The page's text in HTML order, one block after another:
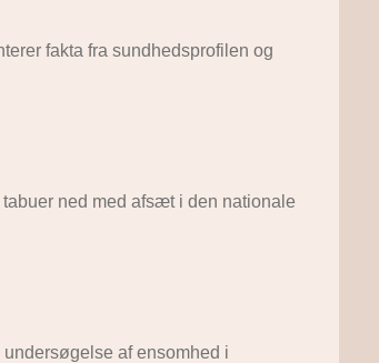
fakta fra sundhedsprofilen og
ned med afsæt i den nationale
af ensomhed i